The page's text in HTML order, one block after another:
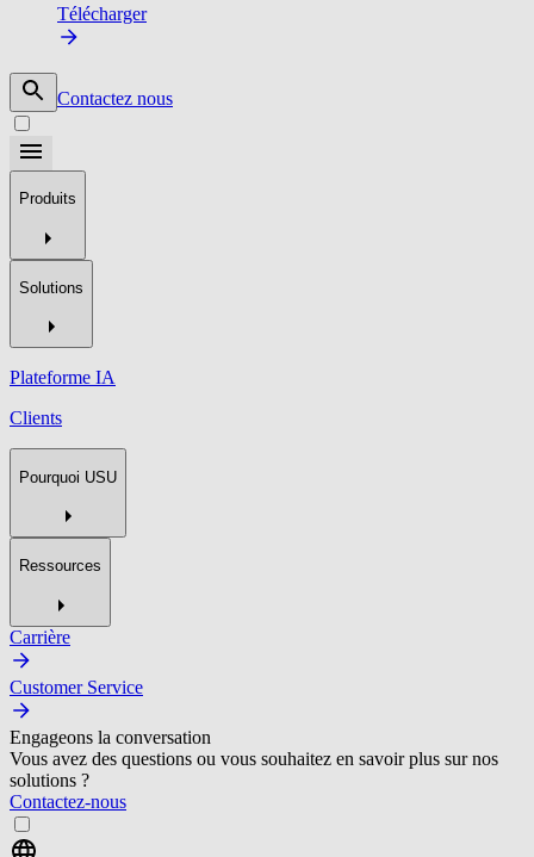
Télécharger
Contactez nous
Produits
Solutions
Plateforme IA
Clients
Pourquoi USU
Ressources
Carrière
Customer Service
Engageons la conversation
Vous avez des questions ou vous souhaitez en savoir plus sur nos
solutions ?
Contactez-nous